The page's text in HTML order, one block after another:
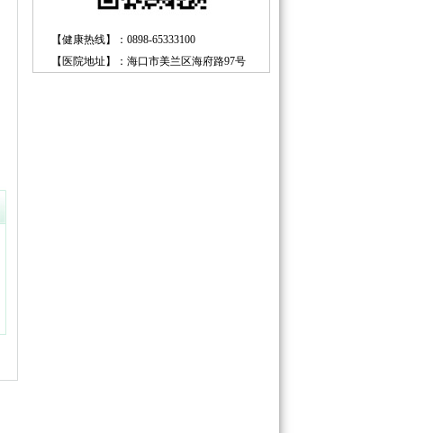
【健康热线】
：0898-65333100
【医院地址】
：海口市美兰区海府路97号